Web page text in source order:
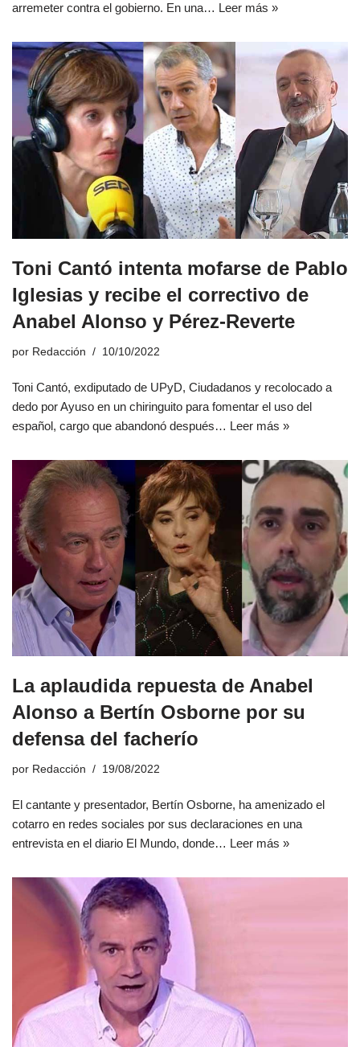
arremeter contra el gobierno. En una… Leer más »
Toni Cantó intenta mofarse de Pablo
Iglesias y recibe el correctivo de
Anabel Alonso y Pérez-Reverte
por Redacción 10/10/2022
Toni Cantó, exdiputado de UPyD, Ciudadanos y recolocado a
dedo por Ayuso en un chiringuito para fomentar el uso del
español, cargo que abandonó después… Leer más »
La aplaudida repuesta de Anabel
Alonso a Bertín Osborne por su
defensa del facherío
por Redacción 19/08/2022
El cantante y presentador, Bertín Osborne, ha amenizado el
cotarro en redes sociales por sus declaraciones en una
entrevista en el diario El Mundo, donde… Leer más »